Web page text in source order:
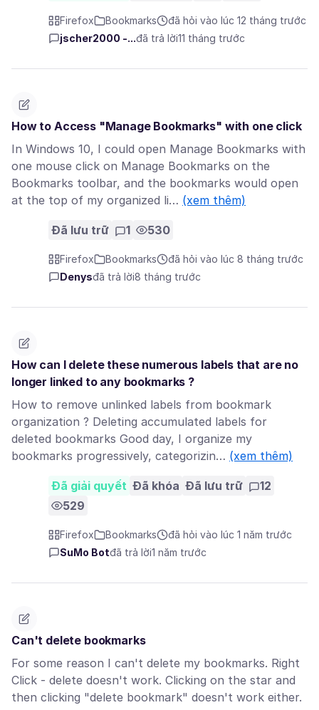
Firefox Bookmarks
đã hỏi vào lúc 12 tháng trước
jscher2000 -...đã trả lời11 tháng trước
How to Access "Manage Bookmarks" with one click
In Windows 10, I could open Manage Bookmarks with
one mouse click on Manage Bookmarks on the
Bookmarks toolbar, and the bookmarks would open
at the top of my organized li… (xem thêm)
Đã lưu trữ 1 530
Firefox Bookmarks
đã hỏi vào lúc 8 tháng trước
Denysđã trả lời8 tháng trước
How can I delete these numerous labels that are no
longer linked to any bookmarks ?
How to remove unlinked labels from bookmark
organization ? Deleting accumulated labels for
deleted bookmarks Good day, I organize my
bookmarks progressively, categorizin… (xem thêm)
Đã giải quyết Đã khóa Đã lưu trữ
12
529
Firefox Bookmarks
đã hỏi vào lúc 1 năm trước
SuMo Botđã trả lời1 năm trước
Can't delete bookmarks
For some reason I can't delete my bookmarks. Right
Click - delete doesn't work. Clicking on the star and
then clicking "delete bookmark" doesn't work either.